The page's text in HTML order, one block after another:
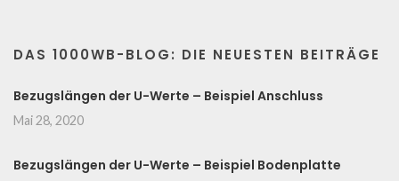
DAS 1000WB-BLOG: DIE NEUESTEN BEITRÄGE
Bezugslängen der U-Werte – Beispiel Anschluss
Mai 28, 2020
Bezugslängen der U-Werte – Beispiel Bodenplatte